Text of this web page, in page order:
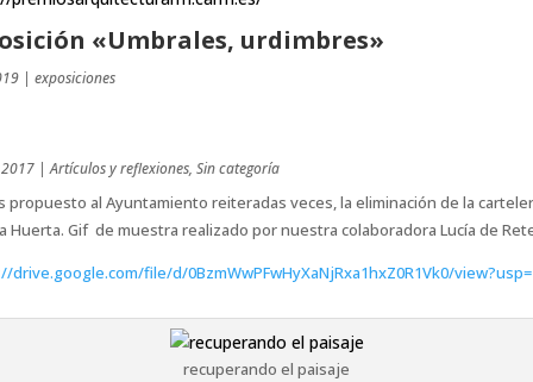
«Umbrales, urdimbres»
| exposiciones
|Artículos y reflexiones, Sin categoría
propuesto al Ayuntamiento reiteradas veces, la eliminación de la
Huerta. Gif de muestra realizado por nuestra colaboradora Lucía de
drive.google.com/file/d/0BzmWwPFwHyXaNjRxa1hxZ0R1Vk0/view?usp=
recuperando el paisaje